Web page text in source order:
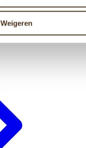
Weigeren